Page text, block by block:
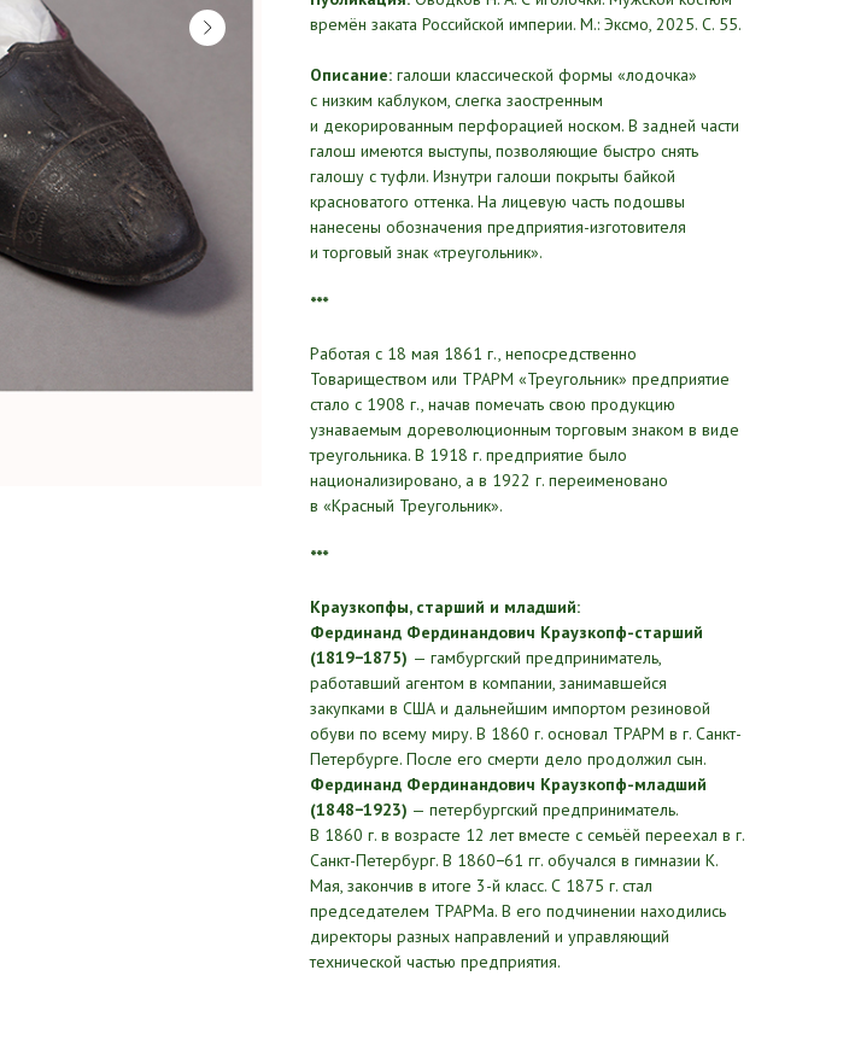
времён заката Российской империи. М.: Эксмо, 2025. С. 55.
Описание: галоши классической формы «лодочка»
с низким каблуком, слегка заостренным
и декорированным перфорацией носком. В задней части
галош имеются выступы, позволяющие быстро снять
галошу с туфли. Изнутри галоши покрыты байкой
красноватого оттенка. На лицевую часть подошвы
нанесены обозначения предприятия-изготовителя
и торговый знак «треугольник».
***
Работая с 18 мая 1861 г., непосредственно
Товариществом или ТРАРМ «Треугольник» предприятие
стало с 1908 г., начав помечать свою продукцию
узнаваемым дореволюционным торговым знаком в виде
треугольника. В 1918 г. предприятие было
национализировано, а в 1922 г. переименовано
в «Красный Треугольник».
***
Краузкопфы, старший и младший:
Фердинанд Фердинандович Краузкопф-старший
(1819−1875) — гамбургский предприниматель,
работавший агентом в компании, занимавшейся
закупками в США и дальнейшим импортом резиновой
обуви по всему миру. В 1860 г. основал ТРАРМ в г. Санкт-
Петербурге. После его смерти дело продолжил сын.
Фердинанд Фердинандович Краузкопф-младший
(1848−1923) — петербургский предприниматель.
В 1860 г. в возрасте 12 лет вместе с семьёй переехал в г.
Санкт-Петербург. В 1860−61 гг. обучался в гимназии К.
Мая, закончив в итоге 3-й класс. С 1875 г. стал
председателем ТРАРМа. В его подчинении находились
директоры разных направлений и управляющий
технической частью предприятия.